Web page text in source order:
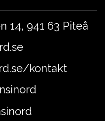
14, 941 63 Piteå
kontakt